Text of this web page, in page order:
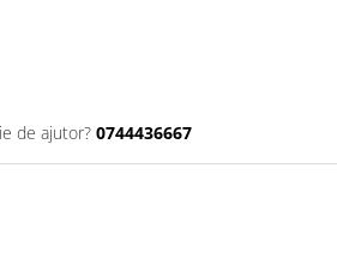
de ajutor? 0744436667